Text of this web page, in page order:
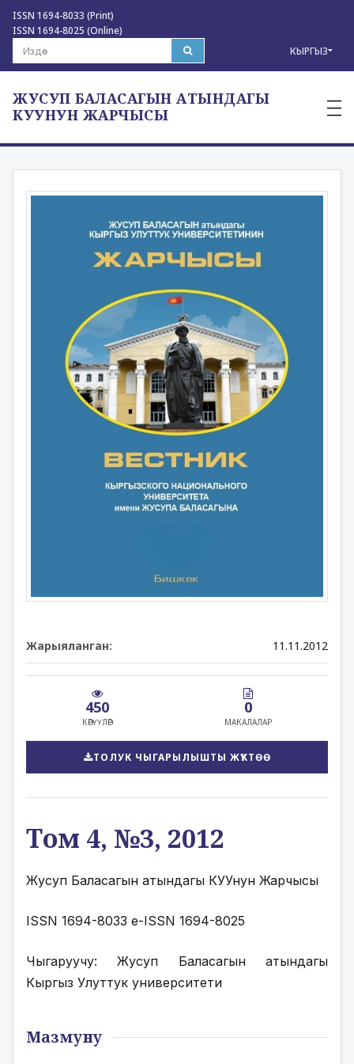
ISSN 1694-8033 (Print)
ISSN 1694-8025 (Online)
КЫРГЫЗ
ЖУСУП БАЛАСАГЫН АТЫНДАГЫ
КУУНУН ЖАРЧЫСЫ
—
—
—
Жарыяланган: 11.11.2012
450
КӨРҮҮЛӨР
0
МАКАЛАЛАР
ТОЛУК ЧЫГАРЫЛЫШТЫ ЖҮКТӨӨ
Том 4, №3, 2012
Жусуп Баласагын атындагы КУУнун Жарчысы
ISSN 1694-8033 e-ISSN 1694-8025
Чыгаруучу: Жусуп Баласагын атындагы
Кыргыз Улуттук университети
Мазмуну